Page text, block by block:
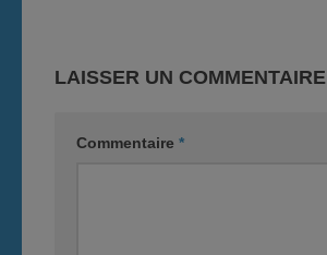
LAISSER UN COMMENTAIRE
Commentaire *